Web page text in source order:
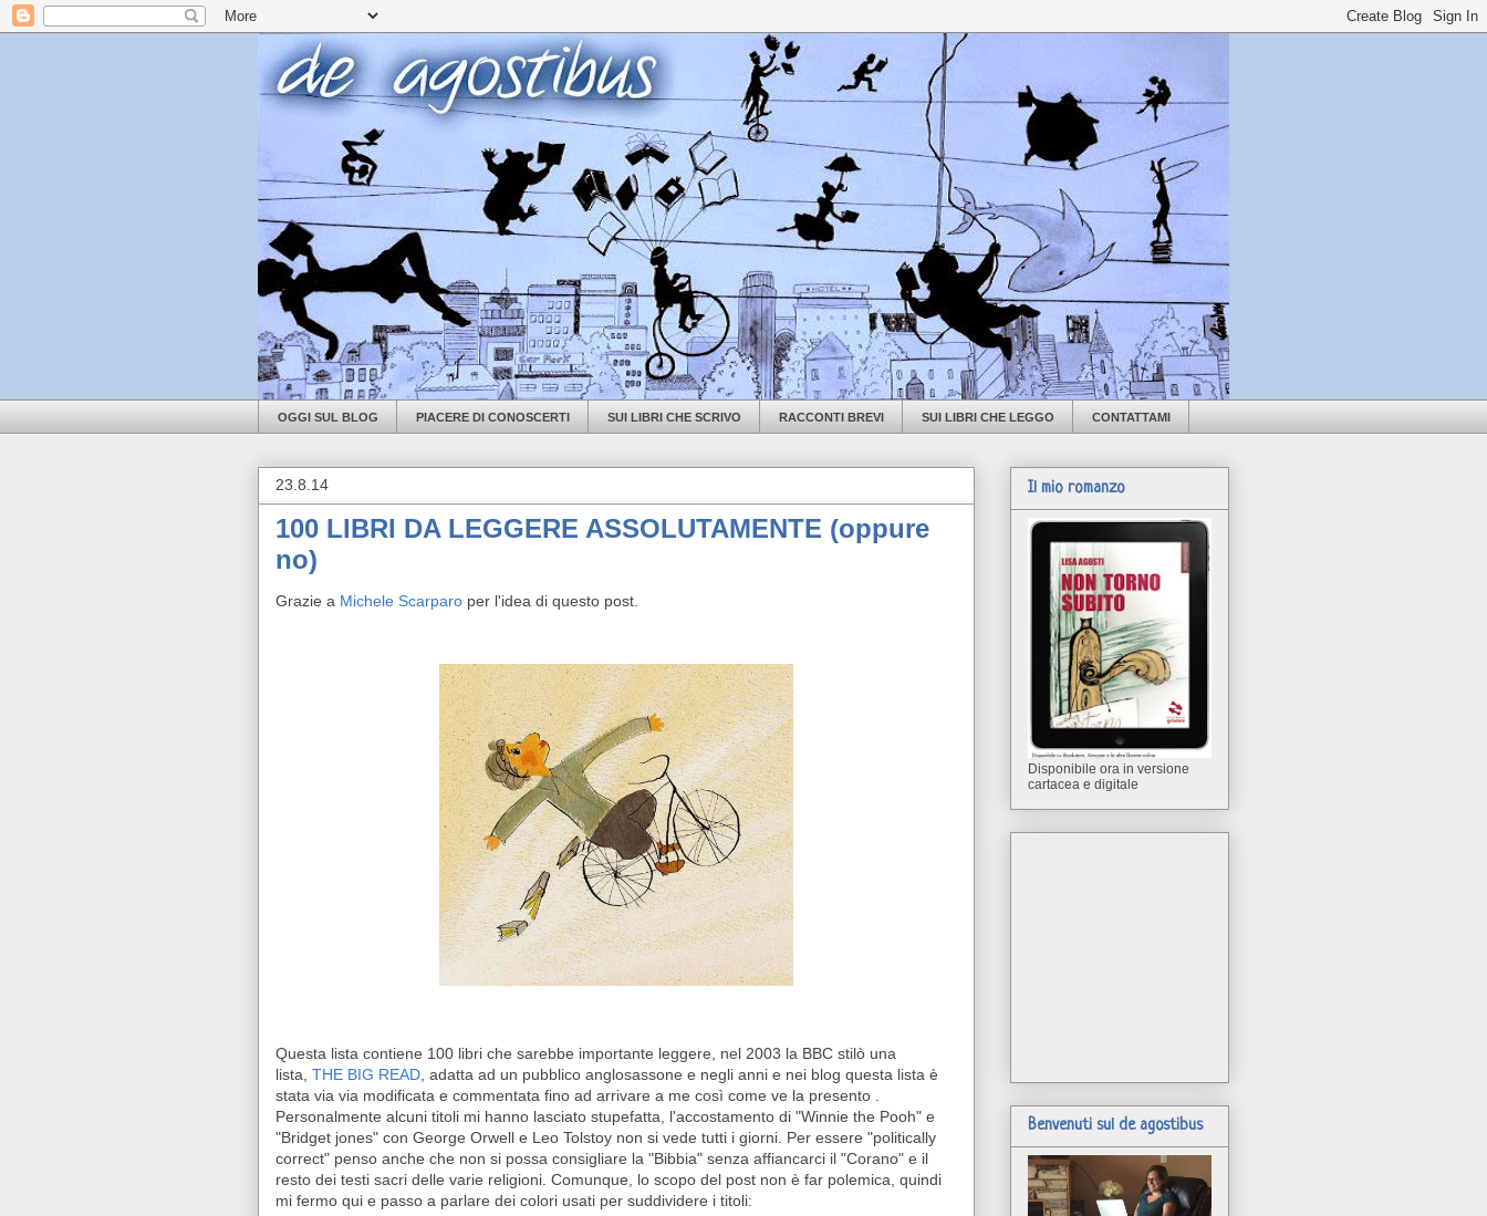
OGGI SUL BLOG PIACERE DI CONOSCERTI SUI LIBRI CHE SCRIVO RACCONTI BREVI SUI LIBRI CHE LEGGO CONTATTAMI
23.8.14
100 LIBRI DA LEGGERE ASSOLUTAMENTE (oppure
no)
Grazie a Michele Scarparo per l'idea di questo post.
Questa lista contiene 100 libri che sarebbe importante leggere, nel 2003 la BBC stilò una
lista, THE BIG READ , adatta ad un pubblico anglosassone e negli anni e nei blog questa lista è
stata via via modificata e commentata fino ad arrivare a me così come ve la presento .
Personalmente alcuni titoli mi hanno lasciato stupefatta, l'accostamento di "Winnie the Pooh" e
"Bridget jones" con George Orwell e Leo Tolstoy non si vede tutti i giorni. Per essere "politically
correct" penso anche che non si possa consigliare la "Bibbia" senza affiancarci il "Corano" e il
resto dei testi sacri delle varie religioni. Comunque, lo scopo del post non è far polemica, quindi
mi fermo qui e passo a parlare dei colori usati per suddividere i titoli:
Il mio romanzo
Disponibile ora in versione
cartacea e digitale
Benvenuti sul de agostibus